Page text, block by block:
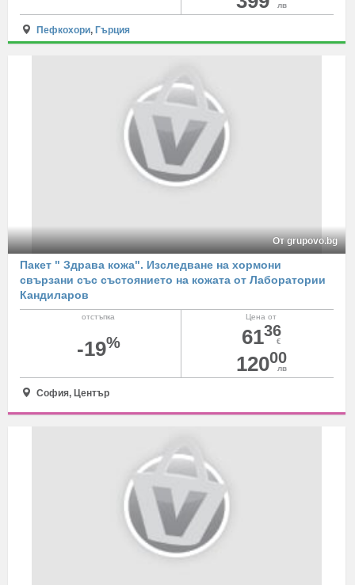
лв
Пефкохори, Гърция
От grupovo.bg
Пакет " Здрава кожа". Изследване на хормони
свързани със състоянието на кожата от Лаборатории
Кандиларов
Цена от
6136
€
12000
лв
отстъпка
-19%
София, Център